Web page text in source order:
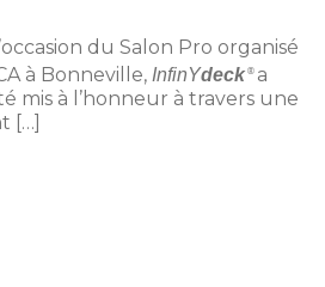
du Salon Pro organisé
à Bonneville, InfinYdeck ®a
mis à l’honneur à travers une
[…]